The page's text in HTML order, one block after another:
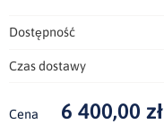
Dostępność
Czas dostawy
Cena 6 400,00 zł